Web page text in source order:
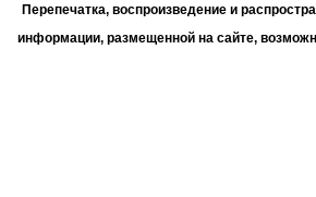
Перепечатка, воспроизведение и
информации, размещенной на сайте,